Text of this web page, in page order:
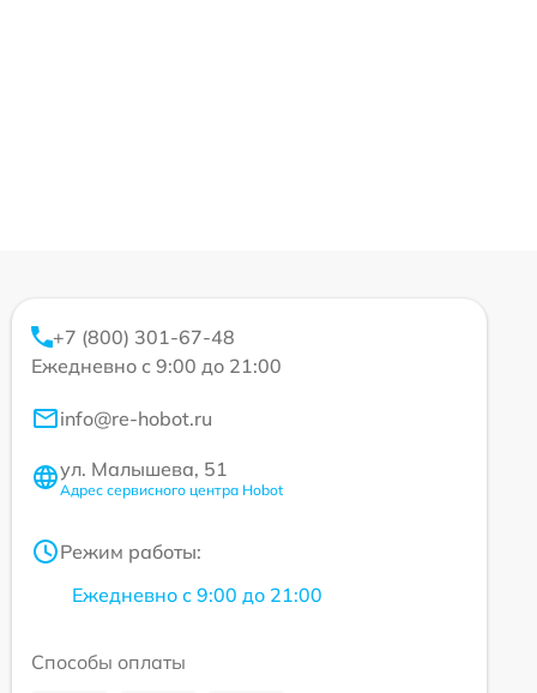
+7 (800) 301-67-48
Ежедневно с 9:00 до 21:00
info@re-hobot.ru
ул. Малышева, 51
Адрес сервисного центра Hobot
Режим работы:
Ежедневно с 9:00 до 21:00
Способы оплаты